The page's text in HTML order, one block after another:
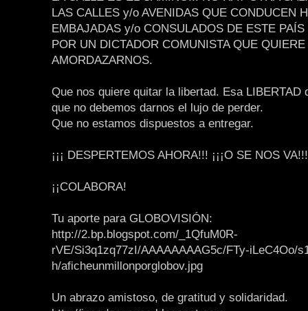
LAS CALLES y/o AVENIDAS QUE CONDUCEN
EMBAJADAS y/o CONSULADOS DE ESTE
POR UN DICTADOR COMUNISTA QUE QUIERE
AMORDAZARNOS.
Que nos quiere quitar la libertad. Esa LIBERTAD
que no debemos darnos el lujo de perder.
Que no estamos dispuestos a entregar.
¡¡¡ DESPERTEMOS AHORA!!! ¡¡¡O SE NOS VA!!!
¡¡COLABORA!
Tu aporte para GLOBOVISIÓN:
http://2.bp.blogspot.com/_1QfuM0R-
rVE/Si3q1zq77zI/AAAAAAAAG5c/FTy-iLeC4Oo/
h/aficheunmillonporglobov.jpg
Un abrazo amistoso, de gratitud y solidaridad.